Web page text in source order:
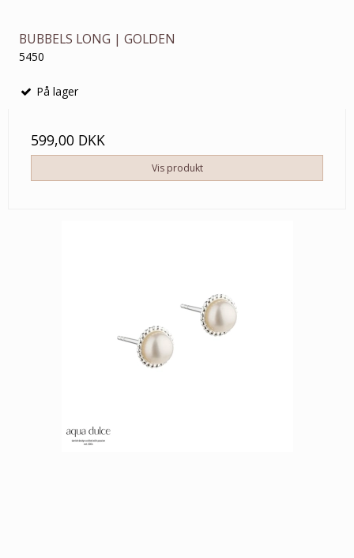
BUBBELS LONG | GOLDEN
5450
På lager
599,00 DKK
Vis produkt